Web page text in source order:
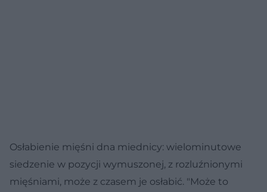
Osłabienie mięśni dna miednicy: wielominutowe
siedzenie w pozycji wymuszonej, z rozluźnionymi
mięśniami, może z czasem je osłabić. "Może to